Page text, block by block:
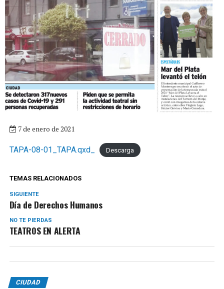
7 de enero de 2021
TAPA-08-01_TAPA.qxd_ Descarga
TEMAS RELACIONADOS
SIGUIENTE
Día de Derechos Humanos
NO TE PIERDAS
TEATROS EN ALERTA
CIUDAD